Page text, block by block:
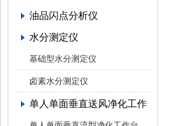
油品闪点分析仪
水分测定仪
基础型水分测定仪
卤素水分测定仪
单人单面垂直送风净化工作台